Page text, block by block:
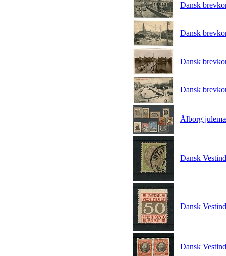
Dansk
Dansk
Dansk
Dansk
Ålborg
Dansk
Dansk
Dansk